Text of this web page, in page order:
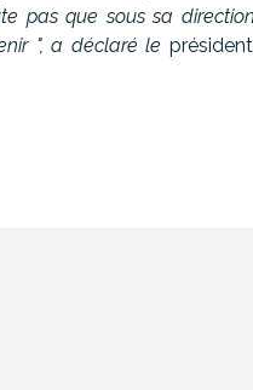
pas que sous sa
", a déclaré le